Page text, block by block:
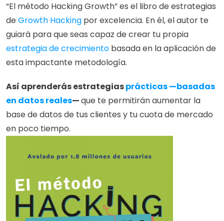
“El método Hacking Growth” es el libro de estrategias
de Growth Hacking por excelencia. En él, el autor te
estrategia de crecimiento basada en la aplicación de
esta impactante metodología.
Así aprenderás estrategias prácticas —basadas
en datos reales— que te permitirán aumentar la
base de datos de tus clientes y tu cuota de mercado
en poco tiempo.